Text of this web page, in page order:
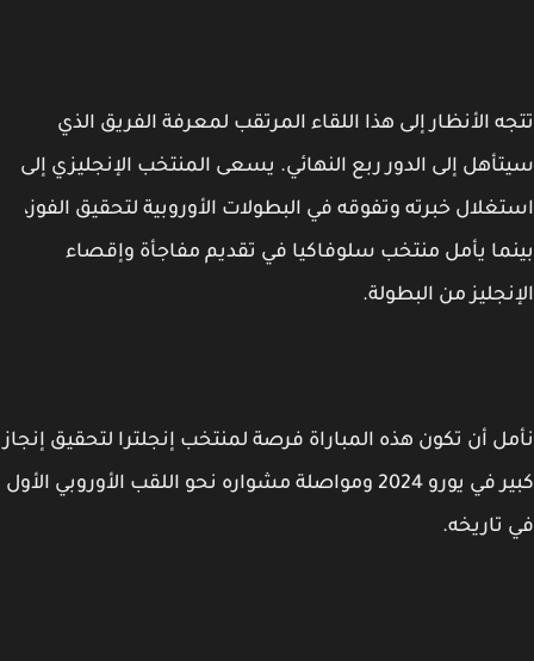
الأنظار إلى هذا اللقاء المرتقب لمعرفة الفريق الذي
إلى الدور ربع النهائي. يسعى المنتخب الإنجليزي إلى
خبرته وتفوقه في البطولات الأوروبية لتحقيق الفوز،
يأمل منتخب سلوفاكيا في تقديم مفاجأة وإقصاء
من البطولة.
أن تكون هذه المباراة فرصة لمنتخب إنجلترا لتحقيق إنجاز
كبير في يورو 2024 ومواصلة مشواره نحو اللقب الأوروبي الأول
تاريخه.